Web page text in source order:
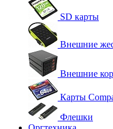
SD карты
Внешние
Внешние
Карты
Флешки